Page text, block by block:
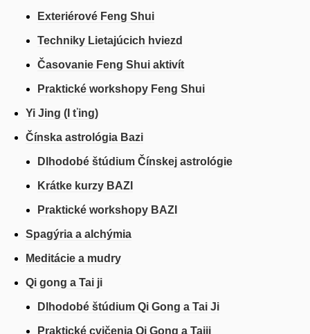
Exteriérové Feng Shui
Techniky Lietajúcich hviezd
Časovanie Feng Shui aktivít
Praktické workshopy Feng Shui
Yi Jing (I ťing)
Čínska astrológia Bazi
Dlhodobé štúdium Čínskej astrológie
Krátke kurzy BAZI
Praktické workshopy BAZI
Spagýria a alchýmia
Meditácie a mudry
Qi gong a Tai ji
Dlhodobé štúdium Qi Gong a Tai Ji
Praktické cvičenia Qi Gong a Taiji